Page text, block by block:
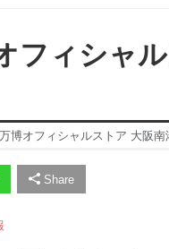
フィシャ
博オフィシャルストア 大阪南
Share